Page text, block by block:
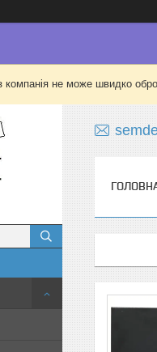
компанія не може швидко